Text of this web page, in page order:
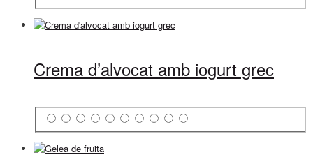
Crema d’alvocat amb iogurt grec